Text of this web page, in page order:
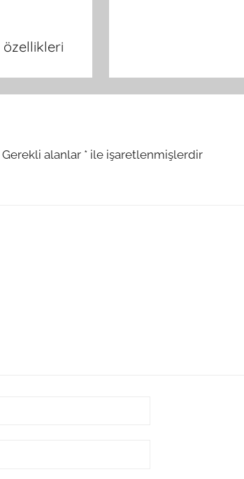
özellikleri
Gerekli alanlar * ile işaretlenmişlerdir